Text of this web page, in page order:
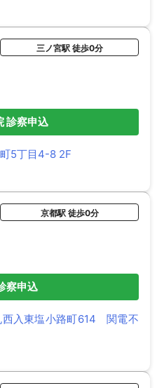
三ノ宮駅 徒歩0分
診察申込
5丁目4-8 2F
京都駅 徒歩0分
察申込
西入東塩小路町614 関電不